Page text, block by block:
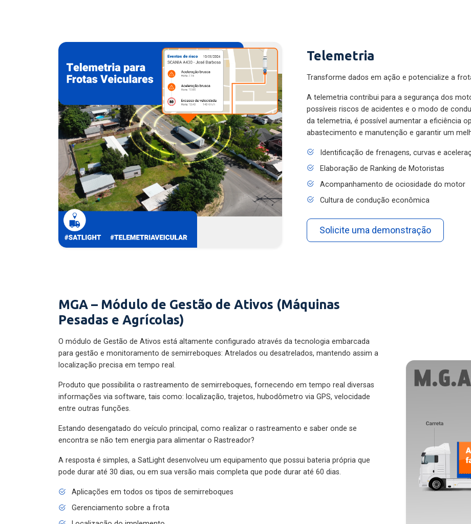
Telemetria
Transforme dados em ação e potencialize a frota.
A telemetria contribui para a segurança dos
possíveis riscos de acidentes e o modo de
da telemetria, é possível aumentar a eficiência
abastecimento e manutenção e garantir um
Identificação de frenagens, curvas e
Elaboração de Ranking de Motoristas
Acompanhamento de ociosidade do motor
Cultura de condução econômica
Solicite uma demonstração
MGA – Módulo de Gestão de Ativos (Máquinas
Pesadas e Agrícolas)
O módulo de Gestão de Ativos está altamente configurado através da tecnologia embarcada
para gestão e monitoramento de semirreboques: Atrelados ou desatrelados, mantendo assim a
localização precisa em tempo real.
Produto que possibilita o rastreamento de semirreboques, fornecendo em tempo real diversas
informações via software, tais como: localização, trajetos, hubodômetro via GPS, velocidade
entre outras funções.
Estando desengatado do veículo principal, como realizar o rastreamento e saber onde se
encontra se não tem energia para alimentar o Rastreador?
A resposta é simples, a SatLight desenvolveu um equipamento que possui bateria própria que
pode durar até 30 dias, ou em sua versão mais completa que pode durar até 60 dias.
Aplicações em todos os tipos de semirreboques
Gerenciamento sobre a frota
Localização do implemento